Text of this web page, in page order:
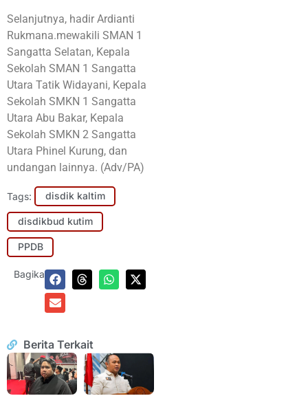
Selanjutnya, hadir Ardianti
Rukmana.mewakili SMAN 1
Sangatta Selatan, Kepala
Sekolah SMAN 1 Sangatta
Utara Tatik Widayani, Kepala
Sekolah SMKN 1 Sangatta
Utara Abu Bakar, Kepala
Sekolah SMKN 2 Sangatta
Utara Phinel Kurung, dan
undangan lainnya. (Adv/PA)
Tags: disdik kaltim
disdikbud kutim
PPDB
Bagikan:
Berita Terkait